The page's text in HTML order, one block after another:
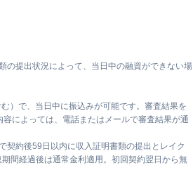
の提出状況によって、当日中の融資ができない場
）で、当日中に振込みが可能です。審査結果を
によっては、電話またはメールで審査結果が通
契約後59日以内に収入証明書類の提出とレイク
間経過後は通常金利適用。初回契約翌日から無